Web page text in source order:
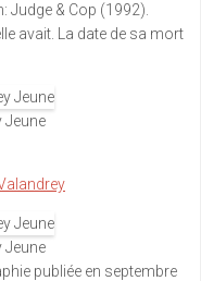
Judge & Cop (1992).
avait. La date de sa mort
Jeune
Jeune
publiée en septembre